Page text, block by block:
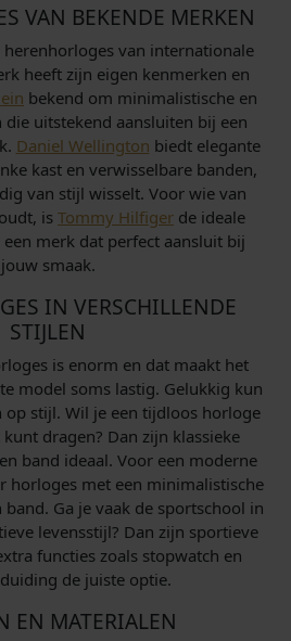
VAN BEKENDE MERKEN
van internationale
heeft zijn eigen kenmerken en
bekend om minimalistische en
uitstekend aansluiten bij een
Daniel Wellington biedt elegante
kast en verwisselbare banden,
van stijl wisselt. Voor wie van
is Tommy Hilfiger de ideale
merk dat perfect aansluit bij
jouw smaak.
IN VERSCHILLENDE
STIJLEN
is enorm en dat maakt het
model soms lastig. Gelukkig kun
op stijl. Wil je een tijdloos horloge
dragen? Dan zijn klassieke
band ideaal. Voor een moderne
horloges met een minimalistische
Ga je vaak de sportschool in
levensstijl? Dan zijn sportieve
functies zoals stopwatch en
de juiste optie.
EN MATERIALEN